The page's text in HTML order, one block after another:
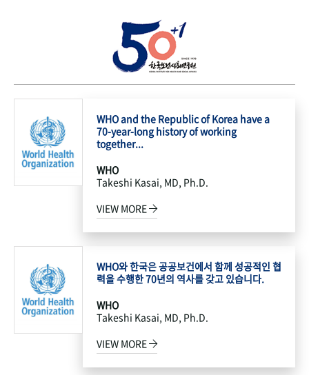
WHO and the Republic of Korea have a
70-year-long history of working
together...
WHO
Takeshi Kasai, MD, Ph.D.
VIEW MORE
WHO와 한국은 공공보건에서 함께 성공적인 협
력을 수행한 70년의 역사를 갖고 있습니다.
WHO
Takeshi Kasai, MD, Ph.D.
VIEW MORE